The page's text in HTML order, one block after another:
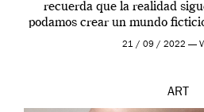
recuerda que la realidad
podamos crear un mundo
que los humanos tienen
21 / 09 / 2022 —
ART